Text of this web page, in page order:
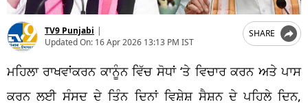
TV9 Punjabi |
Updated On: 16 Apr 2026 13:13 PM IST
SHARE
ਮਹਿਲਾ ਰਾਖਵਾਂਕਰਨ ਕਾਨੂੰਨ ਵਿੱਚ ਸੋਧਾਂ ‘ਤੇ ਵਿਚਾਰ ਕਰਨ ਅਤੇ ਪਾਸ
ਕਰਨ ਲਈ ਸੰਸਦ ਦੇ ਤਿੰਨ ਦਿਨਾਂ ਵਿਸ਼ੇਸ਼ ਸੈਸ਼ਨ ਦੇ ਪਹਿਲੇ ਦਿਨ,